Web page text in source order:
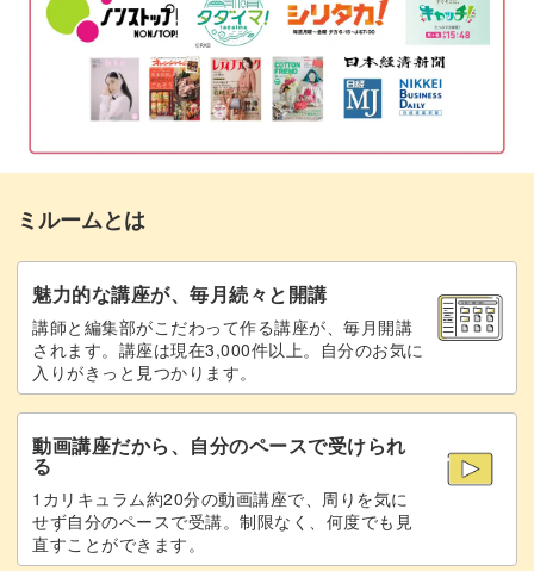
螺旋状にビーズが巻かれていくことで、立体的で美しい視
覚効果を生み出すスパイラルロープ。
シードビーズとクリスタルの組み合わせると、大人っぽく
て高級感のあるアクセサリーが仕上がります。
日常使いはもちろん、特別なパーティなどにもぴったりな
ブレスレットです。
自分で作ったブレスレットは、市販のものと違ってより愛
着のあるアイテムとなりますよ♪
みなさんも美しいスパイラルロープのブレスレット作りに
スパイラルロープを半分編む 12:08
カニカンをつける
残りを編んでリングパーツをつける
チャームをつける 32:19
スパイラルロープのアレンジ方法
完成♪
ミルームとは
魅力的な講座が、毎月続々と開講
講師と編集部がこだわって作る講座が、毎月開講
されます。講座は現在3,000件以上。自分のお気に
入りがきっと見つかります。
動画講座だから、自分のペースで受けられ
る
1カリキュラム約20分の動画講座で、周りを気に
せず自分のペースで受講。制限なく、何度でも見
直すことができます。